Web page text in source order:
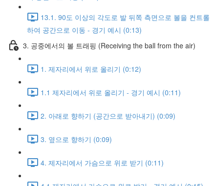
13.1. 90도 이상의 각도로 발 뒤쪽 측면으로 볼을 컨트롤
하여 공간으로 이동 - 경기 예시 (0:13)
3. 공중에서의 볼 트래핑 (Receiving the ball from the air)
1. 제자리에서 위로 올리기 (0:12)
1.1 제자리에서 위로 올리기 - 경기 예시 (0:11)
2. 아래로 향하기 (공간으로 받아내기) (0:09)
3. 옆으로 향하기 (0:09)
4. 제자리에서 가슴으로 위로 받기 (0:11)